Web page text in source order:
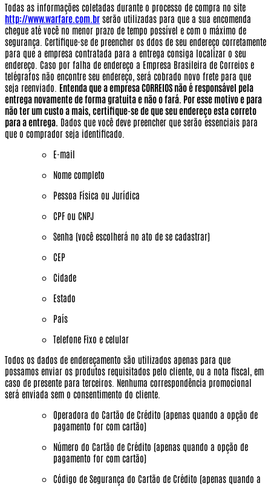
Todas as informações coletadas durante o processo de compra no site
http://www.warfare.com.br serão utilizadas para que a sua encomenda
chegue até você no menor prazo de tempo possível e com o máximo de
segurança. Certifique-se de preencher os ddos de seu endereço corretamente
para que a empresa contratada para a entrega consiga localizar o seu
endereço. Caso por falha de endereço a Empresa Brasileira de Correios e
telégrafos não encontre seu endereço, será cobrado novo frete para que
seja reenviado. Entenda que a empresa CORREIOS não é responsável pela
entrega novamente de forma gratuita e não o fará. Por esse motivo e para
não ter um custo a mais, certifique-se de que seu endereço esta correto
para a entrega. Dados que você deve preencher que serão essenciais para
que o comprador seja identificado.
E-mail
Nome completo
Pessoa Física ou Jurídica
CPF ou CNPJ
Senha (você escolherá no ato de se cadastrar)
CEP
Cidade
Estado
País
Telefone Fixo e celular
Todos os dados de endereçamento são utilizados apenas para que
possamos enviar os produtos requisitados pelo cliente, ou a nota fiscal, em
caso de presente para terceiros. Nenhuma correspondência promocional
será enviada sem o consentimento do cliente.
Operadora do Cartão de Crédito (apenas quando a opção de
pagamento for com cartão)
Número do Cartão de Crédito (apenas quando a opção de
pagamento for com cartão)
Código de Segurança do Cartão de Crédito (apenas quando a